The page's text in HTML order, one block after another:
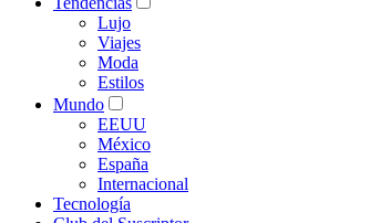
Lujo
Viajes
Moda
Estilos
Mundo
EEUU
México
España
Internacional
Tecnología